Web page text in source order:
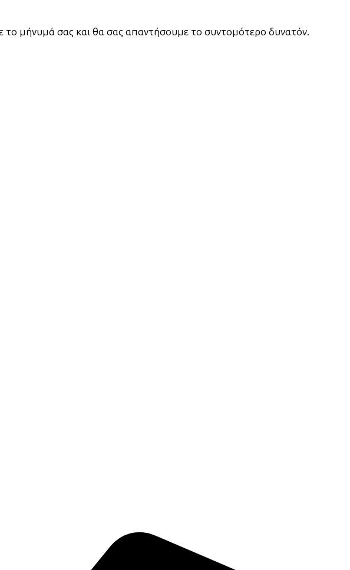
το μήνυμά σας και θα σας απαντήσουμε το συντομότερο δυνατόν.